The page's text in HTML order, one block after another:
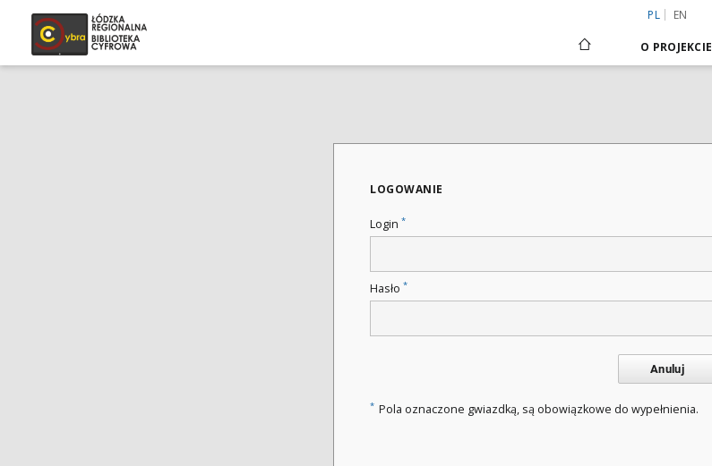
PL EN
O PROJEKCIE
LOGOWANIE
Login *
Hasło *
Anuluj
* Pola oznaczone gwiazdką, są obowiązkowe do wypełnienia.